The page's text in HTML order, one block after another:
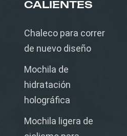
CALIENTES
Chaleco para correr
de nuevo diseño
Mochila de
hidratación
holográfica
Mochila ligera de